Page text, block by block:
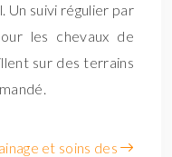
Un suivi régulier par
les chevaux de
sur des terrains
et soins des